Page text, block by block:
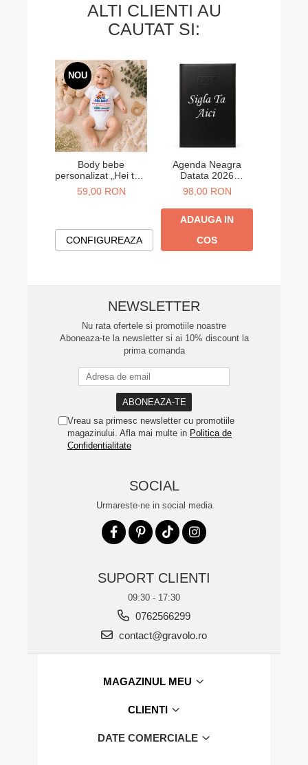
ALTI CLIENTI AU
CAUTAT SI:
NOU
Body bebe
personalizat „Hei tati!
Abia aștept să te
cunosc” – cadou
59,00 RON
CONFIGUREAZA
Agenda Neagra
Datata 2026
Personalizata A5
98,00 RON
ADAUGA IN
COS
NEWSLETTER
Nu rata ofertele si promotiile noastre
Aboneaza-te la newsletter si ai 10% discount la
prima comanda
Vreau sa primesc newsletter cu promotiile
magazinului. Afla mai multe in Politica de
Confidentialitate
SOCIAL
Urmareste-ne in social media
SUPORT CLIENTI
09:30 - 17:30
0762566299
contact@gravolo.ro
MAGAZINUL MEU
CLIENTI
DATE COMERCIALE